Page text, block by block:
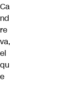
Ca
nd
re
va,
el
qu
e